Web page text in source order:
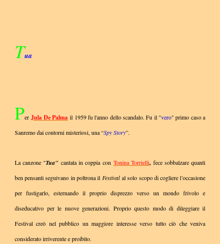
Tua
PerJula De Palma il 1959 fu l'anno dello scandalo. Fu il "vero" primo caso a
Sanremo dai contorni misteriosi, una “Spy Story”.
La canzone "Tua"cantata in coppia con Tonina Torrielli,fece sobbalzare quanti
ben pensanti seguivano in poltrona il Festivalal solo scopo di cogliere l’occasione
per fustigarlo, esternando il proprio disprezzo verso un mondo frivolo e
diseducativo per le nuove generazioni. Proprio questo modo di dileggiare il
Festival creò nel pubblico un maggiore interesse verso tutto ciò che veniva
considerato irriverente e proibito.